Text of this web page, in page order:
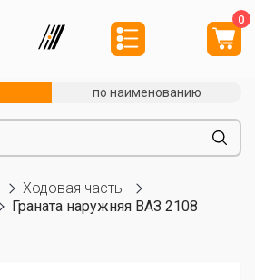
0
по наименованию
Ходовая часть
Граната наружняя ВАЗ 2108